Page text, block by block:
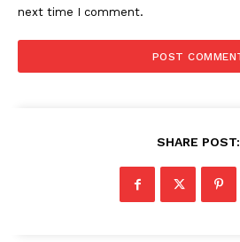
next time I comment.
SHARE POST: